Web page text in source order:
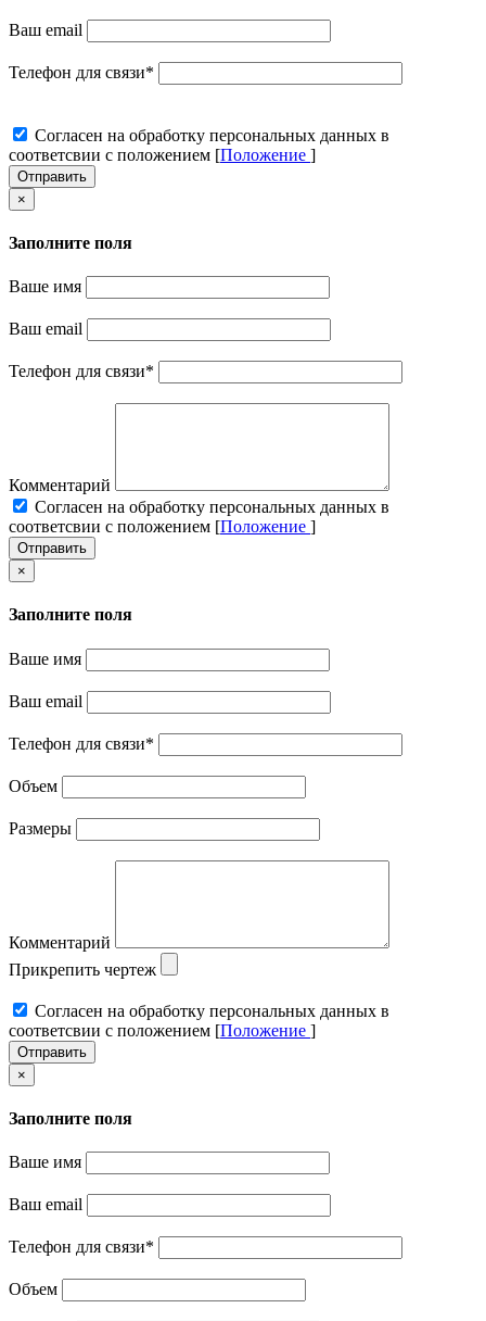
Ваш email
Телефон для связи*
Cогласен на обработку персональных данных в
соответсвии с положением [Положение ]
Отправить
×
Заполните поля
Ваше имя
Ваш email
Телефон для связи*
Комментарий
Cогласен на обработку персональных данных в
соответсвии с положением [Положение ]
Отправить
×
Заполните поля
Ваше имя
Ваш email
Телефон для связи*
Объем
Размеры
Комментарий
Прикрепить чертеж
Cогласен на обработку персональных данных в
соответсвии с положением [Положение ]
Отправить
×
Заполните поля
Ваше имя
Ваш email
Телефон для связи*
Объем